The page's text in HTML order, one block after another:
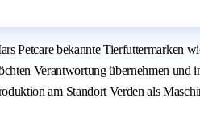
Petcare bekannte
Verantwortung übernehmen und
am Standort Verden als